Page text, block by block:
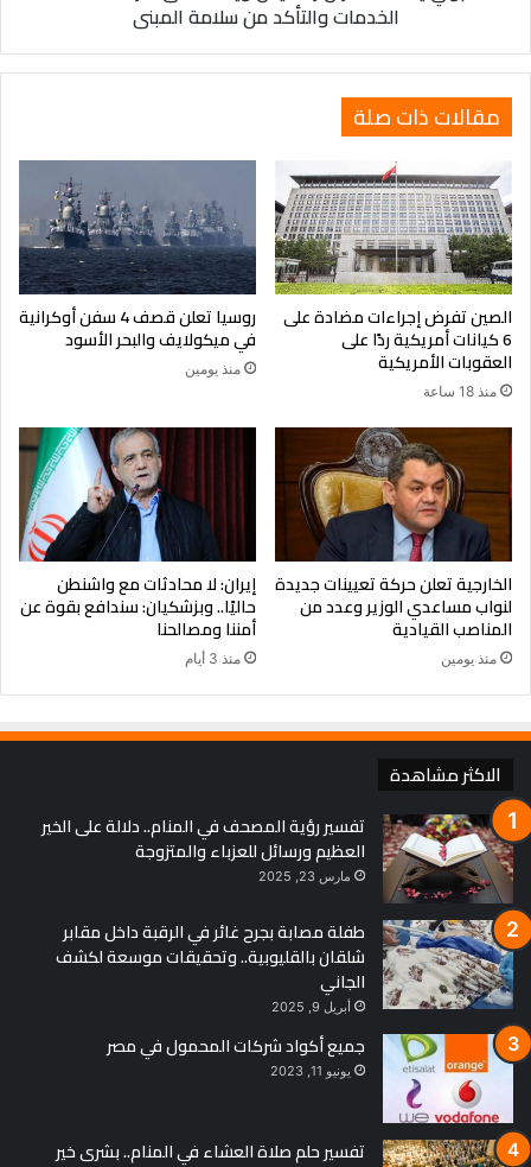
الخدمات والتأكد من سلامة المبنى
مقالات ذات صلة
الصين تفرض إجراءات مضادة على
6 كيانات أمريكية ردًا على
العقوبات الأمريكية
منذ 18 ساعة
روسيا تعلن قصف 4 سفن أوكرانية
في ميكولايف والبحر الأسود
منذ يومين
الخارجية تعلن حركة تعيينات جديدة
لنواب مساعدي الوزير وعدد من
المناصب القيادية
منذ يومين
إيران: لا محادثات مع واشنطن
حاليًا.. وبزشكيان: سندافع بقوة عن
أمننا ومصالحنا
منذ 3 أيام
الاكثر مشاهدة
تفسير رؤية المصحف في المنام.. دلالة على الخير
العظيم ورسائل للعزباء والمتزوجة
مارس 23, 2025
طفلة مصابة بجرح غائر في الرقبة داخل مقابر
شلقان بالقليوبية.. وتحقيقات موسعة لكشف
الجاني
أبريل 9, 2025
جميع أكواد شركات المحمول في مصر
يونيو 11, 2023
تفسير حلم صلاة العشاء في المنام.. بشرى خير